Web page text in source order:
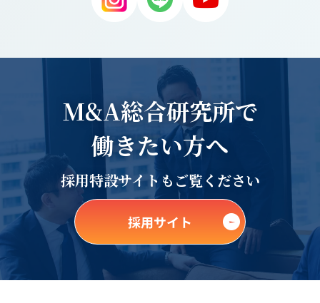
M&A総合研究所で
働きたい方へ
採用特設サイトもご覧ください
採用サイト